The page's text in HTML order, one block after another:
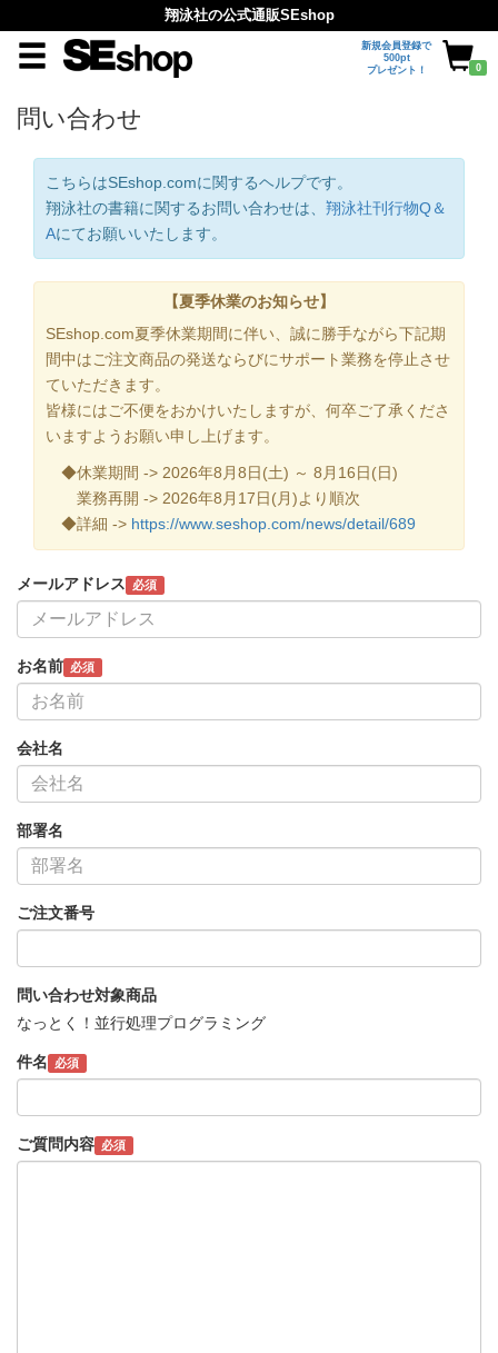
翔泳社の公式通販SEshop
新規会員登録で
500pt
プレゼント！
0
問い合わせ
こちらはSEshop.comに関するヘルプです。
翔泳社の書籍に関するお問い合わせは、 翔泳社刊行物Q＆
Aにてお願いいたします。
【夏季休業のお知らせ】
SEshop.com夏季休業期間に伴い、誠に勝手ながら下記期
間中はご注文商品の発送ならびにサポート業務を停止させ
ていただきます。
皆様にはご不便をおかけいたしますが、何卒ご了承くださ
いますようお願い申し上げます。
◆休業期間 -> 2026年8月8日(土) ～ 8月16日(日)
業務再開 -> 2026年8月17日(月)より順次
◆詳細 -> https://www.seshop.com/news/detail/689
メールアドレス 必須
お名前 必須
会社名
部署名
ご注文番号
問い合わせ対象商品
なっとく！並行処理プログラミング
件名 必須
ご質問内容 必須